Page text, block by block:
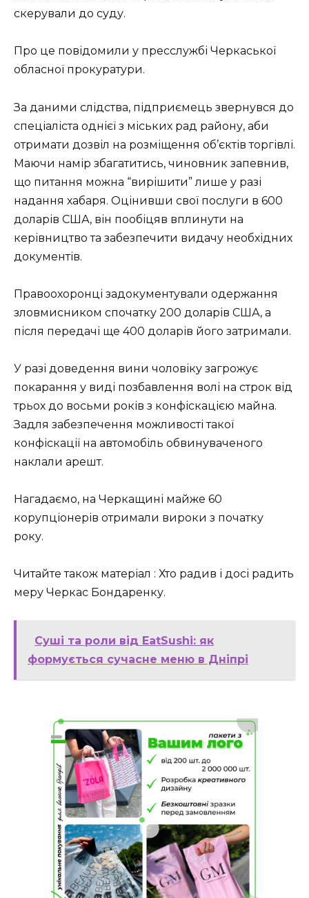
скерували до суду.
Про це повідомили у пресслужбі Черкаської
обласної прокуратури.
За даними слідства, підприємець звернувся до
спеціаліста однієї з міських рад району, аби
отримати дозвіл на розміщення об’єктів торгівлі.
Маючи намір збагатитись, чиновник запевнив,
що питання можна “вирішити” лише у разі
надання хабаря. Оцінивши свої послуги в 600
доларів США, він пообіцяв вплинути на
керівництво та забезпечити видачу необхідних
документів.
Правоохоронці задокументували одержання
зловмисником спочатку 200 доларів США, а
після передачі ще 400 доларів його затримали.
У разі доведення вини чоловіку загрожує
покарання у виді позбавлення волі на строк від
трьох до восьми років з конфіскацією майна.
Задля забезпечення можливості такої
конфіскації на автомобіль обвинуваченого
наклали арешт.
Нагадаємо, на Черкащині майже 60
корупціонерів отримали вироки з початку
року.
Читайте також матеріал : Хто радив і досі радить
меру Черкас Бондаренку.
Суші та роли від EatSushi: як
формується сучасне меню в Дніпрі